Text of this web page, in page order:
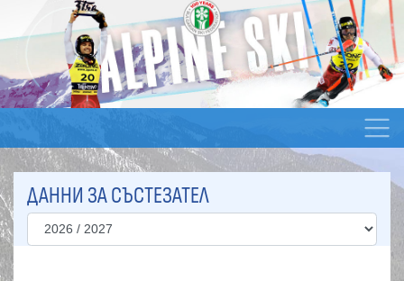
ДАННИ ЗА СЪСТЕЗАТЕЛ